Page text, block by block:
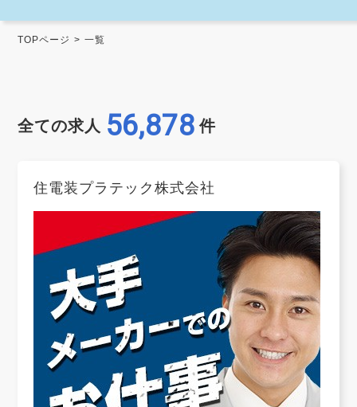
TOPページ 一覧
全ての求人 56,878 件
住電装プラテック株式会社